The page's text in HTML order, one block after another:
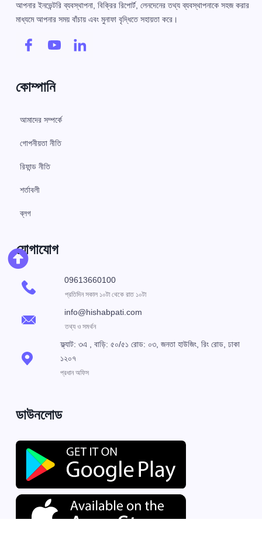
আপনার ইনভেন্টরি ব্যবস্থাপনা, বিক্রির রিপোর্ট, লেনদেনের তথ্য ব্যবস্থাপনাকে সহজ করার
মাধ্যমে আপনার সময় বাঁচায় এবং মুনাফা বৃদ্ধিতে সহায়তা করে।
কোম্পানি
আমাদের সম্পর্কে
গোপনীয়তা নীতি
রিফান্ড নীতি
শর্তাবলী
ব্লগ
যোগাযোগ
09613660100
প্রতিদিন সকাল ১০টা থেকে রাত ১০টা
info@hishabpati.com
তথ্য ও সমর্থন
ফ্ল্যাট: ৩এ , বাড়ি: ৫০/৫১ রোড: ০৩, জনতা হাউজিং, রিং রোড, ঢাকা
১২০৭
প্রধান অফিস
ডাউনলোড